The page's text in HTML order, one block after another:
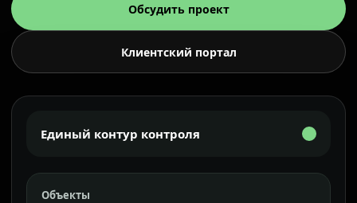
Обсудить проект
Клиентский портал
Единый контур контроля
Объекты